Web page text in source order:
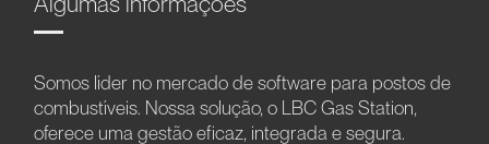
Somos líder no mercado de software para postos de
combustíveis. Nossa solução, o LBC Gas Station,
oferece uma gestão eficaz, integrada e segura.